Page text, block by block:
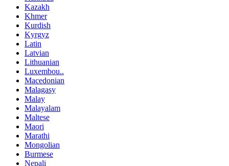
Kazakh
Khmer
Kurdish
Kyrgyz
Latin
Latvian
Lithuanian
Luxembou..
Macedonian
Malagasy
Malay
Malayalam
Maltese
Maori
Marathi
Mongolian
Burmese
Nepali